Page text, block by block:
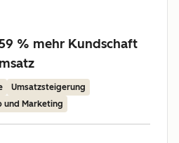
% mehr Kundschaft
Umsatzsteigerung
und Marketing